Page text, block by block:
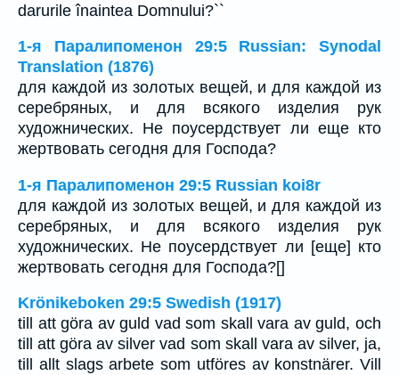
darurile înaintea Domnului?``
1-я Паралипоменон 29:5 Russian: Synodal
Translation (1876)
для каждой из золотых вещей, и для каждой из
серебряных, и для всякого изделия рук
художнических. Не поусердствует ли еще кто
жертвовать сегодня для Господа?
1-я Паралипоменон 29:5 Russian koi8r
для каждой из золотых вещей, и для каждой из
серебряных, и для всякого изделия рук
художнических. Не поусердствует ли [еще] кто
жертвовать сегодня для Господа?[]
Krönikeboken 29:5 Swedish (1917)
till att göra av guld vad som skall vara av guld, och
till att göra av silver vad som skall vara av silver, ja,
till allt slags arbete som utföres av konstnärer. Vill